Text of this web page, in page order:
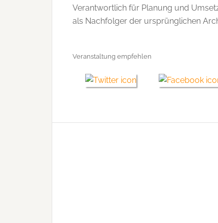
Verantwortlich für Planung und
als Nachfolger der ursprünglichen
Veranstaltung empfehlen